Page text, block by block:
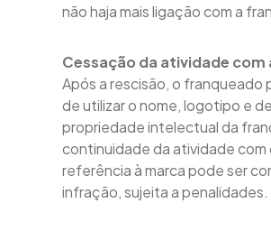
não haja mais ligação com a
Cessação da atividade com
Após a rescisão, o franqueado
de utilizar o nome, logotipo e
propriedade intelectual da
continuidade da atividade com
referência à marca pode ser
infração, sujeita a penalidades.